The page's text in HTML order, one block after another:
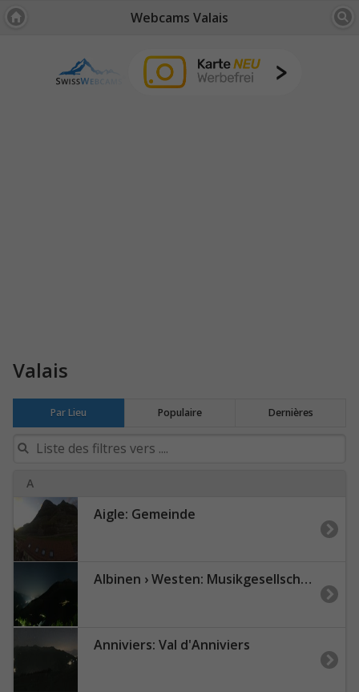
Webcams Valais
Valais
Par Lieu Populaire Dernières
A
Aigle: Gemeinde
Albinen › Westen: Musikgesellschaft Leuca
Anniviers: Val d'Anniviers